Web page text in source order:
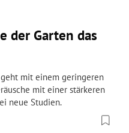
der Garten das
mit einem geringeren
mit einer stärkeren
neue Studien.